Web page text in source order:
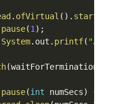
. ofVirtual ( ) . start
pause(1 ) ;
System. out . printf( "Java
(waitForTermination
pause(int numSecs)
{